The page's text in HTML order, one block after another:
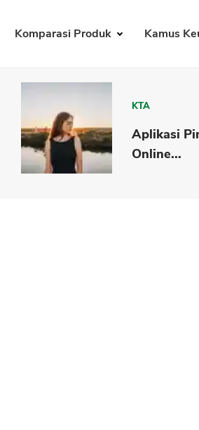
Komparasi Produk Kamus
KTA
Aplikasi
Online...